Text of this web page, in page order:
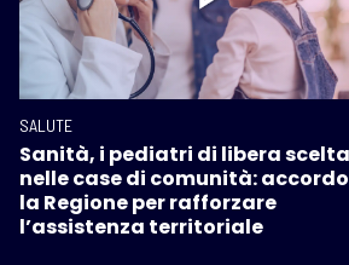
SALUTE
Sanità, i pediatri di libera scelta
nelle case di comunità:
la Regione per rafforzare
l’assistenza territoriale